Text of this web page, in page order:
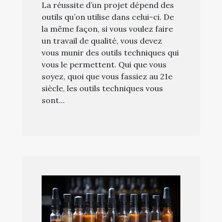
La réussite d’un projet dépend des
outils qu’on utilise dans celui-ci. De
la même façon, si vous voulez faire
un travail de qualité, vous devez
vous munir des outils techniques qui
vous le permettent. Qui que vous
soyez, quoi que vous fassiez au 21e
siècle, les outils techniques vous
sont...